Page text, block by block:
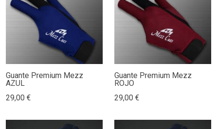
Guante Premium Mezz
AZUL
29,00 €
Guante Premium Mezz
ROJO
29,00 €